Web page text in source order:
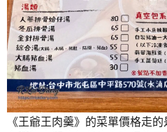
《王爺王肉羹》的菜單價格走